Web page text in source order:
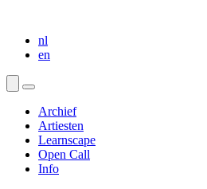
nl
en
Archief
Artiesten
Learnscape
Open Call
Info